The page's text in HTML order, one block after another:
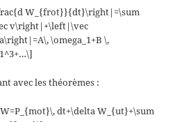
W_{frot}}{dt}\right|=\sum
v\right|+\left|\vec
\omega_1+B \,
avec les théorèmes :
dt+\delta W_{ut}+\sum